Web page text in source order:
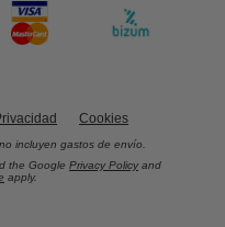
Cookies
incluyen gastos de envío.
the Google Privacy Policy and
apply.